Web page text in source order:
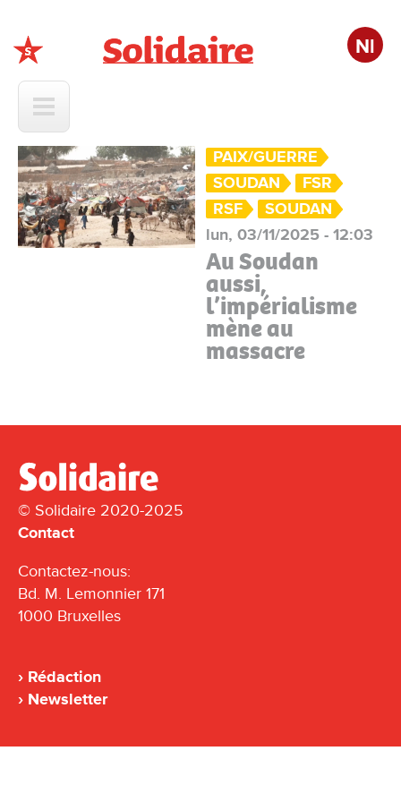
Nl
PAIX/GUERRE
SOUDAN
FSR
RSF
SOUDAN
lun, 03/11/2025 - 12:03
Au Soudan
aussi,
l’impérialisme
mène au
massacre
© Solidaire 2020-2025
Contact
Contactez-nous:
Bd. M. Lemonnier 171
1000 Bruxelles
Rédaction
Newsletter